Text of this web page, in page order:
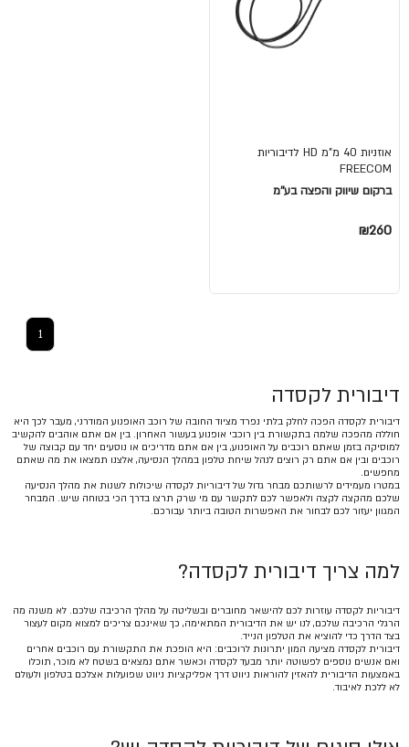
אוזניות 40 מ"מ HD לדיבוריות
FREECOM
ברקום שיווק והפצה בע''מ
₪260
1
דיבורית לקסדה
דיבורית לקסדה הפכה לחלק בלתי נפרד מציוד החובה של רוכב האופנוע המודרני, מעבר לכך היא
חוללה מהפכה שלמה בתקשורת בין רוכבי אופנוע בעשור האחרון. בין אם אתם אוהבים להקשיב
למוסיקה בזמן שאתם רוכבים על האופנוע, בין אם אתם מדריכים או נוסעים יחד עם קבוצה של
רוכבים ובין אם אתם רק רוצים לנהל שיחת טלפון במהלך הנסיעה, אלצנו תמצאו את מה שאתם
מחפשים.
במטרו מעמידים לרשותכם מבחר גדול של דיבוריות לקסדה שיכולות לשנות את מהלך הנסיעה
שלכם מהקצה לקצה ולאפשר לכם לתקשר עם מי שרק תרצו בדרך הכי בטוחה שיש. המבחר
המגוון יעזור לכם לבחור את האפשרות הטובה ביותר עבורכם.
למה צריך דיבורית לקסדה?
דיבוריות לקסדה עוזרות לכם להישאר מחוברים ובשליטה על מהלך הרכיבה שלכם. לא משנה מה
הרגלי הרכיבה שלכם, לנו יש את הדיבורית המתאימה, כך שאינכם צריכים למצוא מקום לעצור
בצד הדרך כדי להוציא את הטלפון הנייד.
דיבורית לקסדה מציעה המון יתרונות לרוכבים: היא הופכת את התקשורת עם רוכבים אחרים
ואם אנשים נוספים לפשוטה יותר מבעד לקסדה וכאשר אתם נמצאים בשטח לא מוכר, תוכלו
באמצעות הדיבורית להאזין להוראות ניווט דרך אפליקציות ניווט שפועלות אצלכם בטלפון ולעולם
לא ללכת לאיבוד.